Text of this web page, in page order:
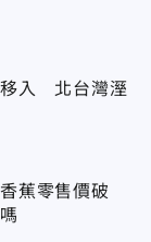
移入 北台灣溼
蕉零售價破